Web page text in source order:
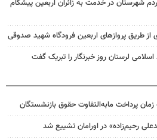
شهرستان در خدمت به زائران اربعین پیشگام
لرستان روز خبرنگار را تبریک گفت
پرداخت مابه‌التفاوت حقوق بازنشستگان
رحیم‌زاده» در اورامان تشییع شد